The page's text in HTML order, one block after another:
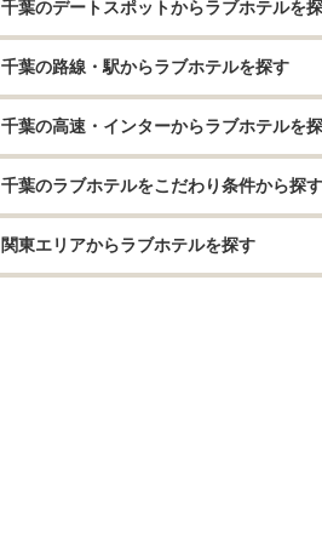
千葉のデートスポットからラブホテルを
千葉の路線・駅からラブホテルを探す
千葉の高速・インターからラブホテルを
千葉のラブホテルをこだわり条件から探す
関東エリアからラブホテルを探す